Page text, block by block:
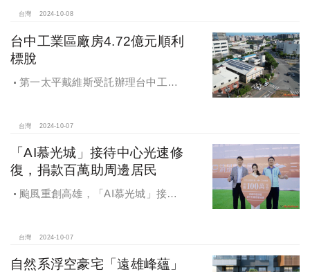
彰化鬆勢三日節策展人劉孟豪分享他
家鄉帶來改變和發展的故事。
台灣 2024-10-08
台中工業區廠房4.72億元順利
標脫
第一太平戴維斯受託辦理台中工業
價率5％。
台灣 2024-10-07
「AI慕光城」接待中心光速修
復，捐款百萬助周邊居民
颱風重創高雄，「AI慕光城」接待
民復原家園
台灣 2024-10-07
自然系浮空豪宅「遠雄峰蘊」